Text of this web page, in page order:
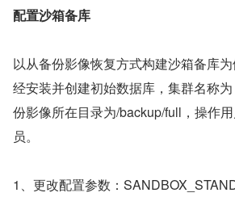
配置沙箱备库
以从备份影像恢复方式构建沙箱备库
经安装并创建初始数据库，集群名称
份影像所在目录为/backup/full，操作
员。
1、更改配置参数：